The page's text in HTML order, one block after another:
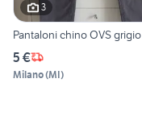
3
Pantaloni chino OVS grigio
5 €
Milano(MI)